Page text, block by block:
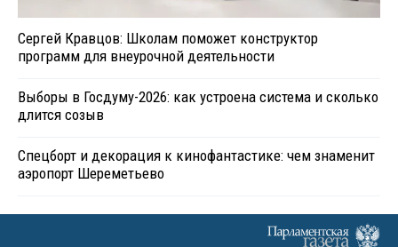
Сергей Кравцов: Школам поможет конструктор
программ для внеурочной деятельности
Выборы в Госдуму-2026: как устроена система и сколько
длится созыв
Спецборт и декорация к кинофантастике: чем знаменит
аэропорт Шереметьево